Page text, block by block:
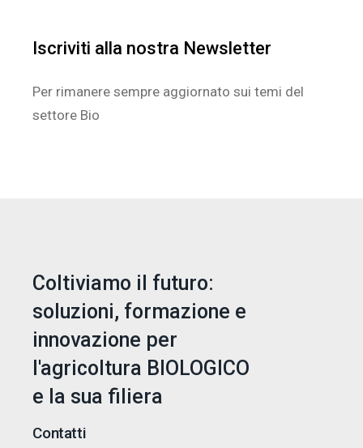
Iscriviti alla nostra Newsletter
Per rimanere sempre aggiornato sui temi del
settore Bio
Coltiviamo il futuro:
soluzioni, formazione e
innovazione per
l'agricoltura BIOLOGICO
e la sua filiera
Contatti